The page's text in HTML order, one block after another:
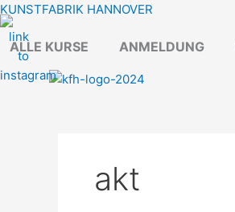
Zum
Inhalt
springen
KUNSTFABRIK HANNOVER
ALLE KURSE ANMELDUNG
akt